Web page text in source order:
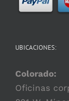
UBICACIONES:
Colorado:
Oficinas